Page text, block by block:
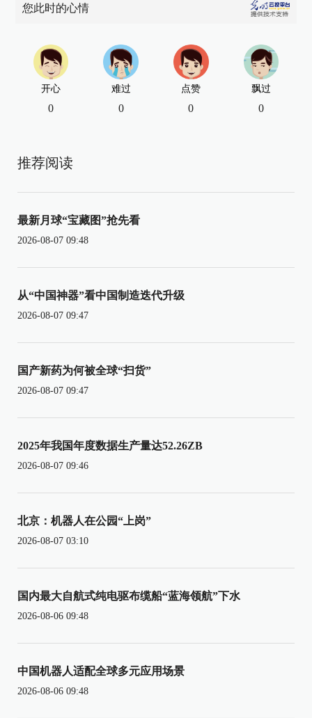
您此时的心情
开心
0
难过
0
点赞
0
飘过
0
推荐阅读
最新月球“宝藏图”抢先看
2026-08-07 09:48
从“中国神器”看中国制造迭代升级
2026-08-07 09:47
国产新药为何被全球“扫货”
2026-08-07 09:47
2025年我国年度数据生产量达52.26ZB
2026-08-07 09:46
北京：机器人在公园“上岗”
2026-08-07 03:10
国内最大自航式纯电驱布缆船“蓝海领航”下水
2026-08-06 09:48
中国机器人适配全球多元应用场景
2026-08-06 09:48